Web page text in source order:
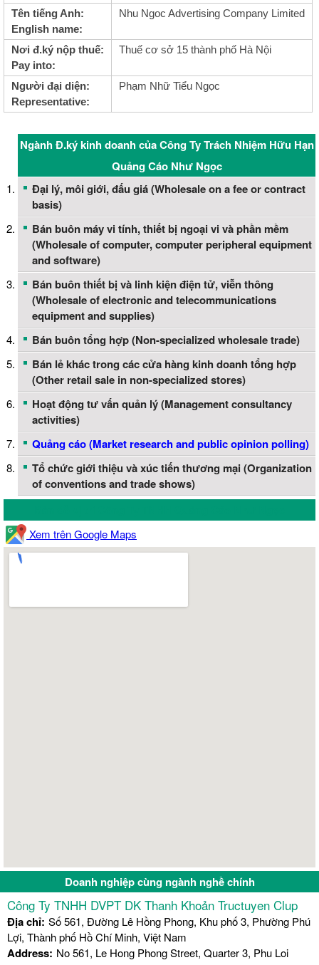
Tên tiếng Anh:
English name:
Nhu Ngoc Advertising Company Limited
Nơi đ.ký nộp thuế:
Pay into:
Thuế cơ sở 15 thành phố Hà Nội
Người đại diện:
Representative:
Phạm Nhữ Tiểu Ngọc
Ngành Đ.ký kinh doanh của Công Ty Trách Nhiệm Hữu Hạn
Quảng Cáo Như Ngọc
Đại lý, môi giới, đấu giá (Wholesale on a fee or contract
basis)
Bán buôn máy vi tính, thiết bị ngoại vi và phần mềm
(Wholesale of computer, computer peripheral equipment
and software)
Bán buôn thiết bị và linh kiện điện tử, viễn thông
(Wholesale of electronic and telecommunications
equipment and supplies)
Bán buôn tổng hợp (Non-specialized wholesale trade)
Bán lẻ khác trong các cửa hàng kinh doanh tổng hợp
(Other retail sale in non-specialized stores)
Hoạt động tư vấn quản lý (Management consultancy
activities)
Quảng cáo (Market research and public opinion polling)
Tổ chức giới thiệu và xúc tiến thương mại (Organization
of conventions and trade shows)
Xem trên Google Maps
Doanh nghiệp cùng ngành nghề chính
Công Ty TNHH DVPT DK Thanh Khoản Tructuyen Clup
Địa chỉ: Số 561, Đường Lê Hồng Phong, Khu phố 3, Phường Phú
Lợi, Thành phố Hồ Chí Minh, Việt Nam
Address: No 561, Le Hong Phong Street, Quarter 3, Phu Loi